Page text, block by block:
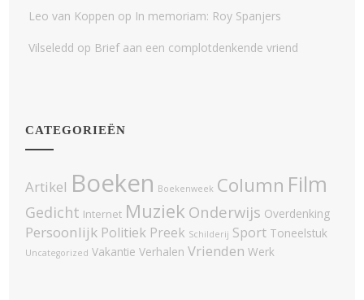
Leo van Koppen op In memoriam: Roy Spanjers
Vilseledd op Brief aan een complotdenkende vriend
CATEGORIEËN
Artikel Boeken Boekenweek Column Film
Gedicht Internet Muziek Onderwijs Overdenking
Persoonlijk Politiek Preek Schilderij Sport Toneelstuk
Uncategorized Vakantie Verhalen Vrienden Werk